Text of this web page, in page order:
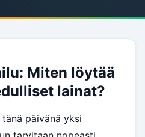
Miten löytää
lainat?
päivänä yksi